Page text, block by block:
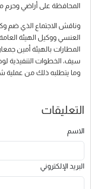
المحافظة على أراضي وحرم
وناقش الاجتماع الذي ضم
العنسي ووكيل الهيئة
المطارات بالهيئة أمين
سيف، الخطوات التنفيذية
وما يتطلبه ذلك من عملية
التعليقات
الاسم
البريد الإلكتروني